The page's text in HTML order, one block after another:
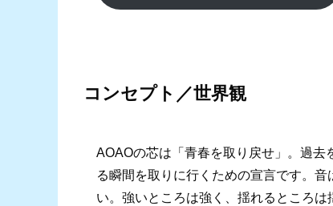
コンセプト／世界観
AOAOの芯は「青春を取り戻せ」。過
る瞬間を取りに行くための宣言です。
い。強いところは強く、揺れるところ